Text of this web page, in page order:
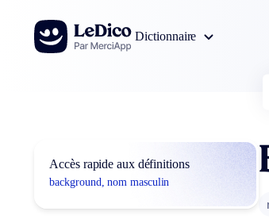
Aller au contenu
Dictionnaire
Accès rapide aux définitions
background, nom masculin